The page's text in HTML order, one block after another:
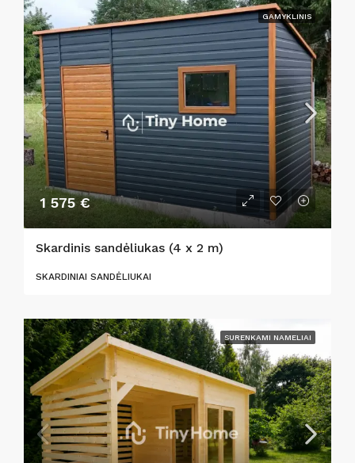
GAMYKLINIS
1 575 €
Skardinis sandėliukas (4 x 2 m)
SKARDINIAI SANDĖLIUKAI
SURENKAMI NAMELIAI